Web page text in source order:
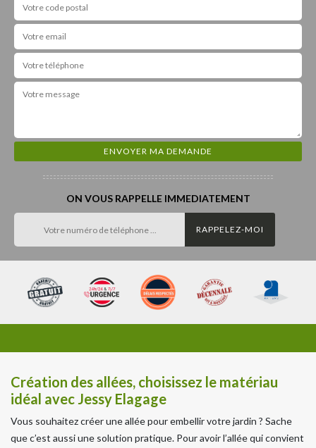
ON VOUS RAPPELLE IMMEDIATEMENT
Création des allées, choisissez le matériau
idéal avec Jessy Elagage
Vous souhaitez créer une allée pour embellir votre jardin ? Sache
que c’est aussi une solution pratique. Pour avoir l’allée qui convient